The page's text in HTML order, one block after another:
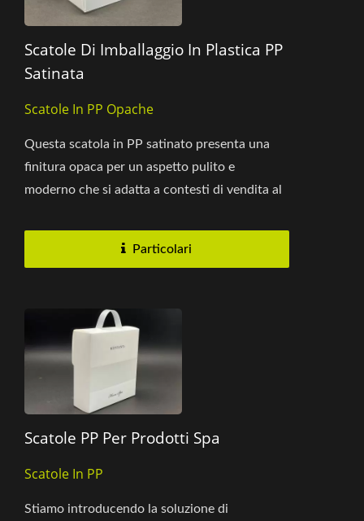
Scatole Di Imballaggio In Plastica PP
Satinata
Scatole In PP Opache
Questa scatola in PP satinato presenta una
finitura opaca per un aspetto pulito e
moderno che si adatta a contesti di vendita al
Particolari
Scatole PP Per Prodotti Spa
Scatole In PP
Stiamo introducendo la soluzione di